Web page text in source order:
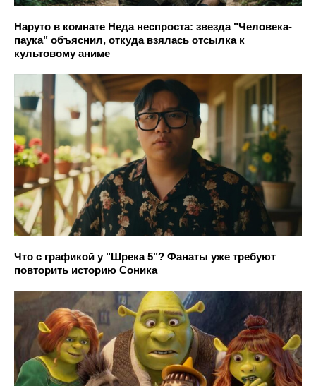
Наруто в комнате Неда неспроста: звезда "Человека-
паука" объяснил, откуда взялась отсылка к
культовому аниме
Что с графикой у "Шрека 5"? Фанаты уже требуют
повторить историю Соника